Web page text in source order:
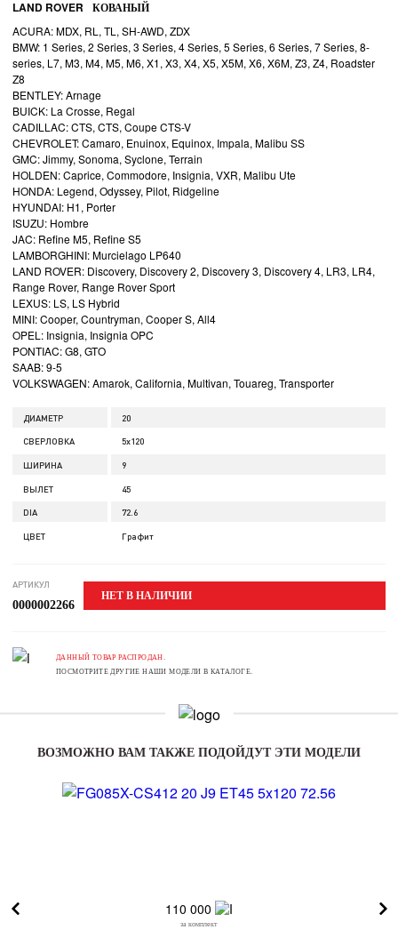
LAND ROVER КОВАНЫЙ
ACURA: MDX, RL, TL, SH-AWD, ZDX
BMW: 1 Series, 2 Series, 3 Series, 4 Series, 5 Series, 6 Series, 7 Series, 8-
series, L7, M3, M4, M5, M6, X1, X3, X4, X5, X5M, X6, X6M, Z3, Z4, Roadster
Z8
BENTLEY: Arnage
BUICK: La Crosse, Regal
CADILLAC: CTS, CTS, Coupe CTS-V
CHEVROLET: Camaro, Enuinox, Equinox, Impala, Malibu SS
GMC: Jimmy, Sonoma, Syclone, Terrain
HOLDEN: Caprice, Commodore, Insignia, VXR, Malibu Ute
HONDA: Legend, Odyssey, Pilot, Ridgeline
HYUNDAI: H1, Porter
ISUZU: Hombre
JAC: Refine M5, Refine S5
LAMBORGHINI: Murcielago LP640
LAND ROVER: Discovery, Discovery 2, Discovery 3, Discovery 4, LR3, LR4,
Range Rover, Range Rover Sport
LEXUS: LS, LS Hybrid
MINI: Cooper, Countryman, Cooper S, All4
OPEL: Insignia, Insignia OPC
PONTIAC: G8, GTO
SAAB: 9-5
VOLKSWAGEN: Amarok, California, Multivan, Touareg, Transporter
ДИАМЕТР 20
СВЕРЛОВКА 5x120
ШИРИНА 9
ВЫЛЕТ 45
DIA 72.6
ЦВЕТ Графит
АРТИКУЛ
0000002266
НЕТ В НАЛИЧИИ
ДАННЫЙ ТОВАР РАСПРОДАН.
ПОСМОТРИТЕ ДРУГИЕ НАШИ МОДЕЛИ В КАТАЛОГЕ.
ВОЗМОЖНО ВАМ ТАКЖЕ ПОДОЙДУТ ЭТИ МОДЕЛИ
110 000
за комплект